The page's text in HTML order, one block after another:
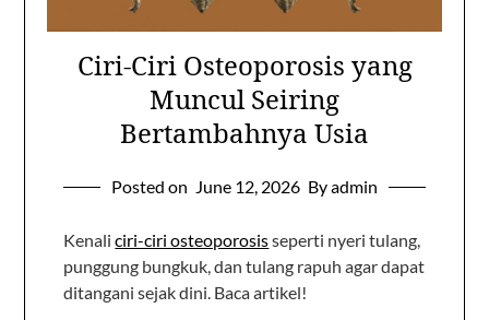
Ciri-Ciri Osteoporosis yang
Muncul Seiring
Bertambahnya Usia
Posted on June 12, 2026 By admin
Kenaliciri-ciri osteoporosisseperti nyeri tulang,
punggung bungkuk, dan tulang rapuh agar dapat
ditangani sejak dini. Baca artikel!